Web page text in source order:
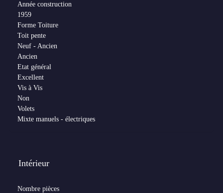
Année construction
1959
Forme Toiture
Toit pente
Neuf - Ancien
Ancien
Etat général
Excellent
Vis à Vis
Non
Volets
Mixte manuels - électriques
Intérieur
Nombre pièces